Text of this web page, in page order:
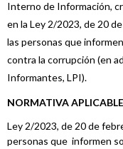
Interno de Información,
en la Ley 2/2023, de 20
las personas que
contra la corrupción (en
Informantes, LPI).
NORMATIVA
Ley 2/2023, de 20 de
personas que informen